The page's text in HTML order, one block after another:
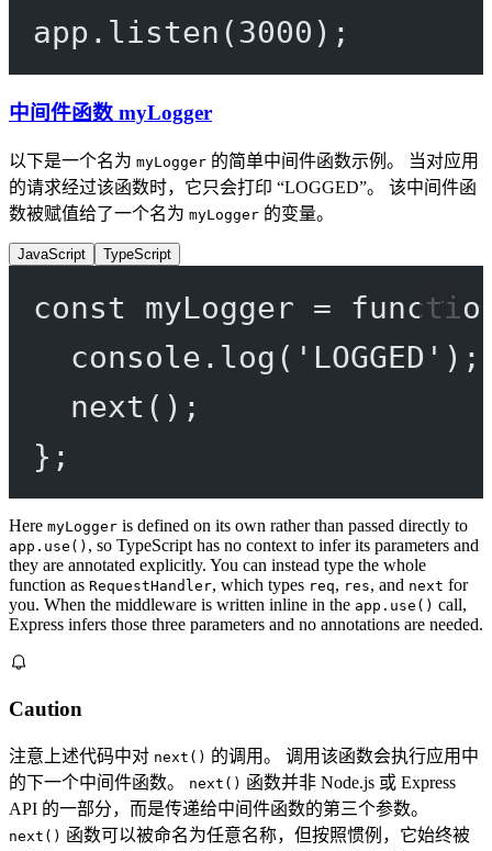
app. listen (3000 );
中间件函数 myLogger
以下是一个名为 myLogger 的简单中间件函数示例。 当对应用
的请求经过该函数时，它只会打印 “LOGGED”。 该中间件函
数被赋值给了一个名为 myLogger 的变量。
JavaScript TypeScript
const myLogger =
console. log ( 'LOGGED' );
next ();
};
Here myLogger is defined on its own rather than passed directly to
app.use() , so TypeScript has no context to infer its parameters and
they are annotated explicitly. You can instead type the whole
function as RequestHandler, which types req, res, and next for
you. When the middleware is written inline in the app.use() call,
Express infers those three parameters and no annotations are needed.
Caution
注意上述代码中对 next() 的调用。 调用该函数会执行应用中
的下一个中间件函数。
next() 函数并非 Node.js 或 Express
API 的一部分，而是传递给中间件函数的第三个参数。
next() 函数可以被命名为任意名称，但按照惯例，它始终被